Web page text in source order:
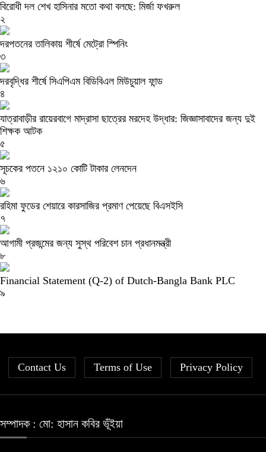
বিরোধী দল শেখ হাসিনার মতো কথা বলছে: মির্জা ফখরুল
২
দরপতনের তালিকায় শীর্ষে মেট্রো স্পিনিং
৩
দরবৃদ্ধির শীর্ষে সিএপিএম বিডিবিএল মিউচুয়াল ফান্ড
৪
যাত্রাবাড়ীর রায়েরবাগে মাদ্রাসা ছাত্রের মরদেহ উদ্ধার: জিজ্ঞাসাবাদের জন্য দুই
শিক্ষক আটক
৫
সূচকের পতনে ১২১০ কোটি টাকার লেনদেন
৬
রহিমা ফুডের শেয়ারে কারসাজির প্রমাণ পেয়েছে বিএসইসি
৭
আগামী প্রজন্মের জন্য সুস্থ পরিবেশ চান প্রধানমন্ত্রী
৮
Financial Statement (Q-2) of Dutch-Bangla Bank PLC
৯
Contact Us Terms of Use Privacy Policy
সম্পাদক : মো: হাসান কবির ভূঁইয়া